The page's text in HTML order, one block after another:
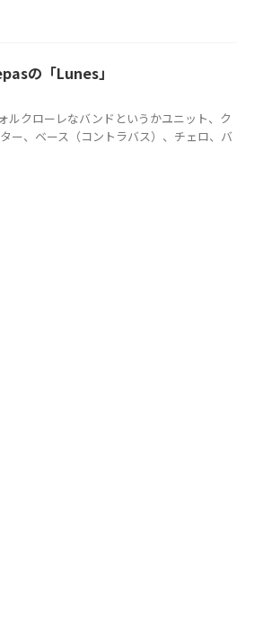
の「Lunes」
ルクローレなバンドというかユニット、ク
ー、ベース（コントラバス）、チェロ、バ